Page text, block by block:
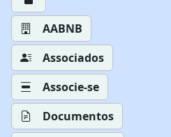
AABNB
Associados
Associe-se
Documentos